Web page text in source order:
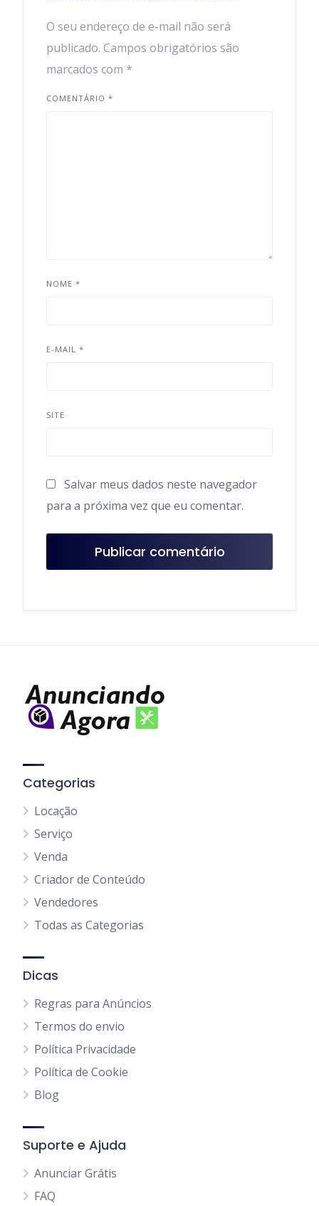
O seu endereço de e-mail não será
publicado. Campos obrigatórios são
marcados com *
COMENTÁRIO *
NOME *
E-MAIL *
SITE
Salvar meus dados neste navegador
para a próxima vez que eu comentar.
Categorias
Locação
Serviço
Venda
Criador de Conteúdo
Vendedores
Todas as Categorias
Dicas
Regras para Anúncios
Termos do envio
Política Privacidade
Política de Cookie
Blog
Suporte e Ajuda
Anunciar Grátis
FAQ